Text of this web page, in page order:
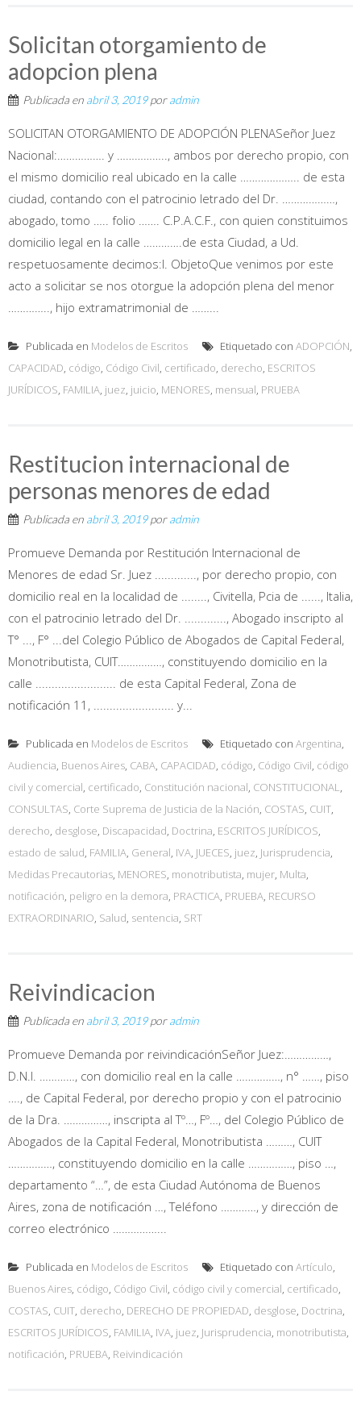
Solicitan otorgamiento de
adopcion plena
Publicada en abril 3, 2019poradmin
SOLICITAN OTORGAMIENTO DE ADOPCIÓN PLENASeñor Juez
Nacional:……………. y …………….., ambos por derecho propio, con
el mismo domicilio real ubicado en la calle ……………….. de esta
ciudad, contando con el patrocinio letrado del Dr. ………………,
abogado, tomo ….. folio ……. C.P.A.C.F., con quien constituimos
domicilio legal en la calle ………….de esta Ciudad, a Ud.
respetuosamente decimos:I. ObjetoQue venimos por este
acto a solicitar se nos otorgue la adopción plena del menor
………….., hijo extramatrimonial de ……...
Publicada en Modelos de Escritos Etiquetado con ADOPCIÓN,
CAPACIDAD, código, Código Civil, certificado, derecho, ESCRITOS
JURÍDICOS, FAMILIA, juez, juicio, MENORES, mensual, PRUEBA
Restitucion internacional de
personas menores de edad
Publicada en abril 3, 2019poradmin
Promueve Demanda por Restitución Internacional de
Menores de edad Sr. Juez ............., por derecho propio, con
domicilio real en la localidad de ........, Civitella, Pcia de ......, Italia,
con el patrocinio letrado del Dr. ............., Abogado inscripto al
T° ..., F° ...del Colegio Público de Abogados de Capital Federal,
Monotributista, CUIT……………, constituyendo domicilio en la
calle ......................... de esta Capital Federal, Zona de
notificación 11, ......................... y...
Publicada en Modelos de Escritos Etiquetado con Argentina,
Audiencia, Buenos Aires, CABA, CAPACIDAD, código, Código Civil, código
civil y comercial, certificado, Constitución nacional, CONSTITUCIONAL,
CONSULTAS, Corte Suprema de Justicia de la Nación, COSTAS, CUIT,
derecho, desglose, Discapacidad, Doctrina, ESCRITOS JURÍDICOS,
estado de salud, FAMILIA, General, IVA, JUECES, juez, Jurisprudencia,
Medidas Precautorias, MENORES, monotributista, mujer, Multa,
notificación, peligro en la demora, PRACTICA, PRUEBA, RECURSO
EXTRAORDINARIO, Salud, sentencia, SRT
Reivindicacion
Publicada en abril 3, 2019poradmin
Promueve Demanda por reivindicaciónSeñor Juez:……………,
D.N.I. …………, con domicilio real en la calle ……………, n° ……, piso
…., de Capital Federal, por derecho propio y con el patrocinio
de la Dra. ……………, inscripta al Tº…, Fº…, del Colegio Público de
Abogados de la Capital Federal, Monotributista ………, CUIT
……………, constituyendo domicilio en la calle ……………, piso …,
departamento “…”, de esta Ciudad Autónoma de Buenos
Aires, zona de notificación …, Teléfono …………, y dirección de
correo electrónico ……………...
Publicada en Modelos de Escritos Etiquetado con Artículo,
Buenos Aires, código, Código Civil, código civil y comercial, certificado,
COSTAS, CUIT, derecho, DERECHO DE PROPIEDAD, desglose, Doctrina,
ESCRITOS JURÍDICOS, FAMILIA, IVA, juez, Jurisprudencia, monotributista,
notificación, PRUEBA, Reivindicación